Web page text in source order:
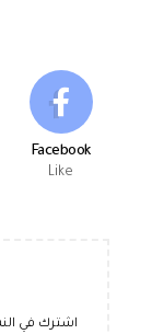
Facebook
Like
اشترك في